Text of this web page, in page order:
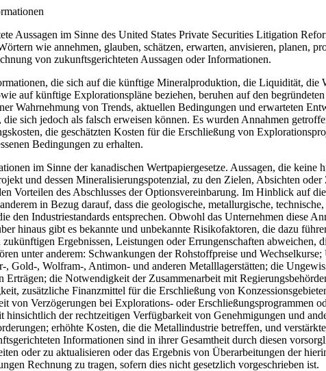
Aussagen im Sinne des United States Private Securities Litigation
wie annehmen, glauben, schätzen, erwarten, anvisieren, planen,
von zukunftsgerichteten Aussagen oder Informationen.
die sich auf die künftige Mineralproduktion, die Liquidität,
auf künftige Explorationspläne beziehen, beruhen auf den
Wahrnehmung von Trends, aktuellen Bedingungen und erwarteten
die sich jedoch als falsch erweisen können. Es wurden Annahmen
die geschätzten Kosten für die Erschließung von
Bedingungen zu erhalten.
im Sinne der kanadischen Wertpapiergesetze. Aussagen, die
und dessen Mineralisierungspotenzial, zu den Zielen, Absichten
Vorteilen des Abschlusses der Optionsvereinbarung. Im Hinblick auf
in Bezug darauf, dass die geologische, metallurgische,
den Industriestandards entsprechen. Obwohl das Unternehmen diese
hinaus gibt es bekannte und unbekannte Risikofaktoren, die dazu
Ergebnissen, Leistungen oder Errungenschaften
unter anderem: Schwankungen der Rohstoffpreise und
Gold-, Wolfram-, Antimon- und anderen Metalllagerstätten; die
Erträgen; die Notwendigkeit der Zusammenarbeit mit
zusätzliche Finanzmittel für die Erschließung von
Verzögerungen bei Explorations- oder Erschließungsprogrammen
der rechtzeitigen Verfügbarkeit von Genehmigungen und
erhöhte Kosten, die die Metallindustrie betreffen, und
Informationen sind in ihrer Gesamtheit durch diesen
oder zu aktualisieren oder das Ergebnis von Überarbeitungen der
Rechnung zu tragen, sofern dies nicht gesetzlich vorgeschrieben ist.